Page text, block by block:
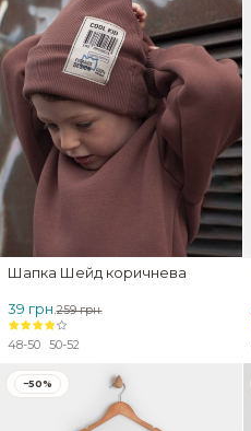
Шапка Шейд коричнева
259 грн.
39 грн.
48-50 50-52
−50%